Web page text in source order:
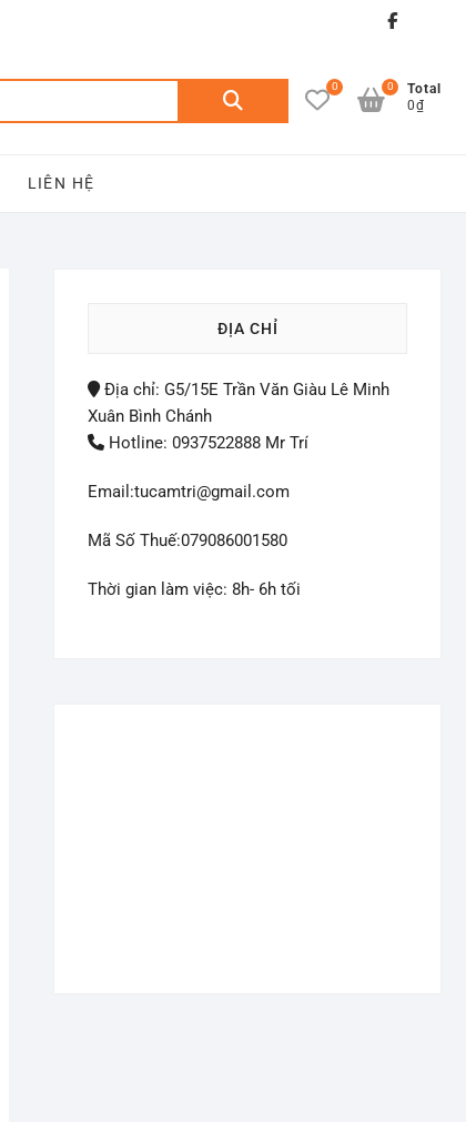
0
Total
0₫
0
LIÊN HỆ
ĐỊA CHỈ
Địa chỉ: G5/15E Trần Văn Giàu Lê Minh
Xuân Bình Chánh
Hotline: 0937522888 Mr Trí
Email:tucamtri@gmail.com
Mã Số Thuế:079086001580
Thời gian làm việc: 8h- 6h tối